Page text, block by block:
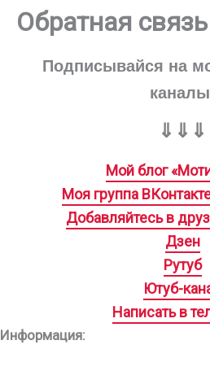
Обратная связь
Подписывайся на
⇓⇓⇓
Мой блог
Моя группа
Добавляйтесь в
Дзен
Рутуб
Ютуб-
Написать в
Информация: